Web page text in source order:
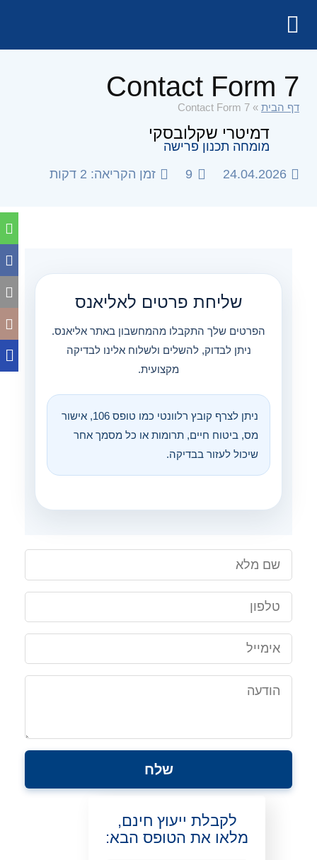
Contact Form 7
דף הבית »
Contact Form 7
דמיטרי שקלובסקי
מומחה תכנון פרישה
24.04.2026
9 זמן הקריאה: 2 דקות
שליחת פרטים לאליאנס
הפרטים שלך התקבלו מהמחשבון באתר אליאנס.
ניתן לבדוק, להשלים ולשלוח אלינו לבדיקה
מקצועית.
ניתן לצרף קובץ רלוונטי כמו טופס 106, אישור
מס, ביטוח חיים, תרומות או כל מסמך אחר
שיכול לעזור בבדיקה.
לקבלת ייעוץ חינם,
מלאו את הטופס הבא: